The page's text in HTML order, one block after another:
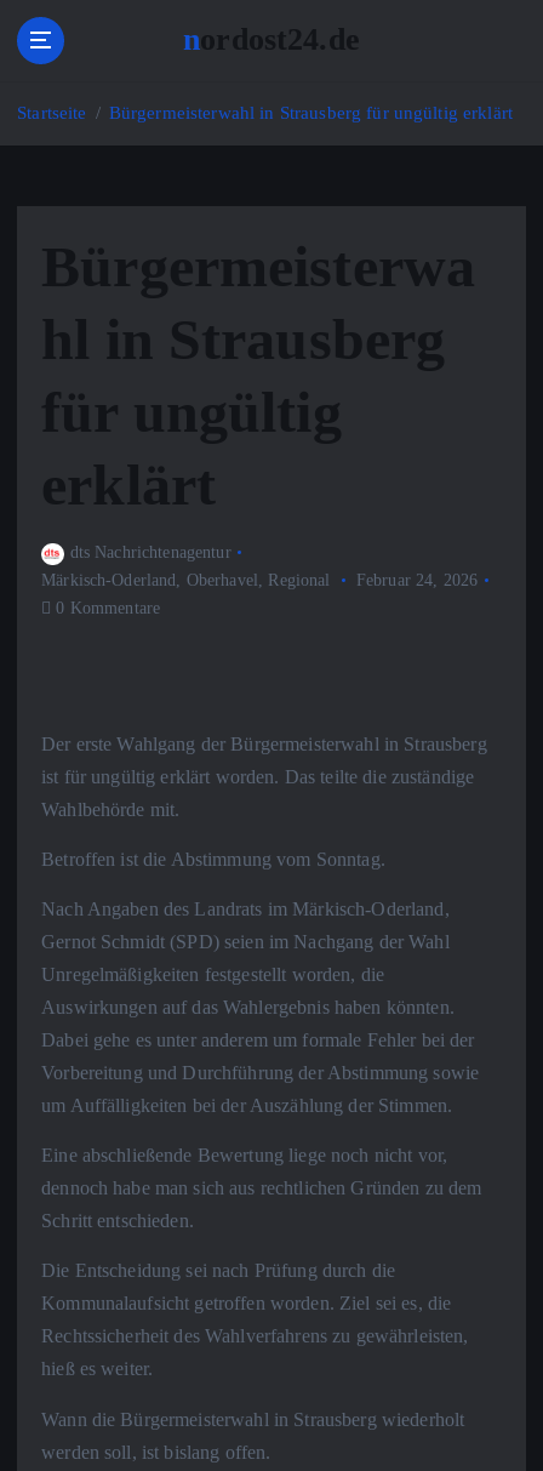
h
nordost24.de
Startseite Bürgermeisterwahl in Strausberg für ungültig erklärt
Bürgermeisterwa
hl in Strausberg
für ungültig
erklärt
dts Nachrichtenagentur
Märkisch-Oderland , Oberhavel , Regional
Februar 24, 2026
0 Kommentare
Der erste Wahlgang der Bürgermeisterwahl in Strausberg
ist für ungültig erklärt worden. Das teilte die zuständige
Wahlbehörde mit.
Betroffen ist die Abstimmung vom Sonntag.
Nach Angaben des Landrats im Märkisch-Oderland,
Gernot Schmidt (SPD) seien im Nachgang der Wahl
Unregelmäßigkeiten festgestellt worden, die
Auswirkungen auf das Wahlergebnis haben könnten.
Dabei gehe es unter anderem um formale Fehler bei der
Vorbereitung und Durchführung der Abstimmung sowie
um Auffälligkeiten bei der Auszählung der Stimmen.
Eine abschließende Bewertung liege noch nicht vor,
dennoch habe man sich aus rechtlichen Gründen zu dem
Schritt entschieden.
Die Entscheidung sei nach Prüfung durch die
Kommunalaufsicht getroffen worden. Ziel sei es, die
Rechtssicherheit des Wahlverfahrens zu gewährleisten,
hieß es weiter.
Wann die Bürgermeisterwahl in Strausberg wiederholt
werden soll, ist bislang offen.